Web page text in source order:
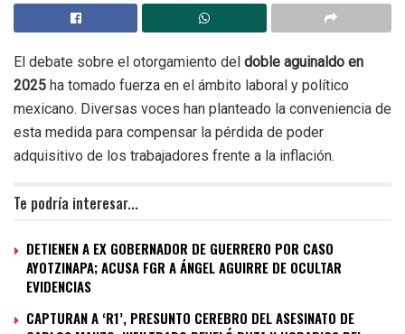
El debate sobre el otorgamiento del doble aguinaldo en
2025 ha tomado fuerza en el ámbito laboral y político
mexicano. Diversas voces han planteado la conveniencia de
esta medida para compensar la pérdida de poder
adquisitivo de los trabajadores frente a la inflación.
Te podría interesar...
DETIENEN A EX GOBERNADOR DE GUERRERO POR CASO
AYOTZINAPA; ACUSA FGR A ÁNGEL AGUIRRE DE OCULTAR
EVIDENCIAS
CAPTURAN A ‘R1’, PRESUNTO CEREBRO DEL ASESINATO DE